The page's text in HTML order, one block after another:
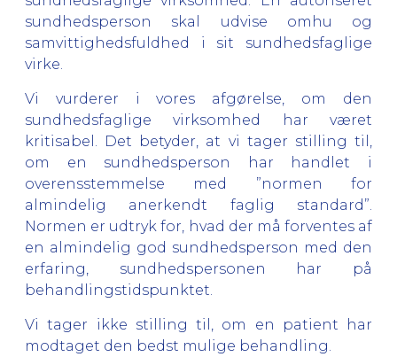
sundhedsperson skal udvise omhu og
samvittighedsfuldhed i sit sundhedsfaglige
virke.
Vi vurderer i vores afgørelse, om den
sundhedsfaglige virksomhed har været
kritisabel. Det betyder, at vi tager stilling til,
om en sundhedsperson har handlet i
overensstemmelse med ”normen for
almindelig anerkendt faglig standard”.
Normen er udtryk for, hvad der må forventes af
en almindelig god sundhedsperson med den
erfaring, sundhedspersonen har på
behandlingstidspunktet.
Vi tager ikke stilling til, om en patient har
modtaget den bedst mulige behandling.